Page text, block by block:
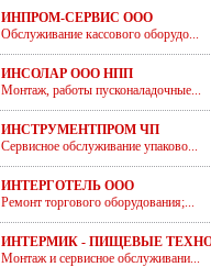
ИНПРОМ-СЕРВИС ООО
Обслуживание кассового оборудо...
ИНСОЛАР ООО НПП
Монтаж, работы пусконаладочные...
ИНСТРУМЕНТПРОМ ЧП
Сервисное обслуживание упаково...
ИНТЕРГОТЕЛЬ ООО
Ремонт торгового оборудования;...
ИНТЕРМИК - ПИЩЕВЫЕ
Монтаж и сервисное обслуживани...